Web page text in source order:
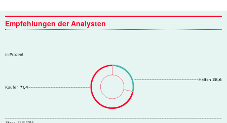
Empfehlungen der Analysten